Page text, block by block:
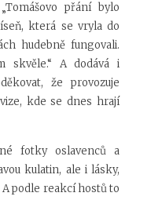
přání bylo
která se vryla do
hudebně fungovali.
skvěle.“ A dodává i
že provozuje
kde se dnes hrají
fotky oslavenců a
kulatin, ale i lásky,
podle reakcí hostů to